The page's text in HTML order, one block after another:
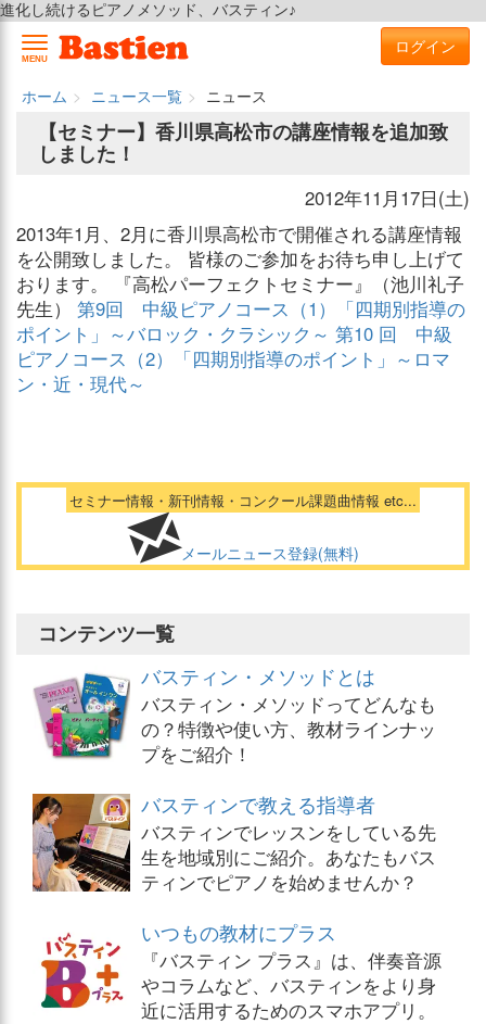
進化し続けるピアノメソッド、バスティン♪
MENU
ログイン
ホーム ニュース一覧
ニュース
【セミナー】香川県高松市の講座情報を追加致
しました！
2012年11月17日(土)
2013年1月、2月に香川県高松市で開催される講座情報
を公開致しました。 皆様のご参加をお待ち申し上げて
おります。 『高松パーフェクトセミナー』（池川礼子
先生） 第9回 中級ピアノコース（1）「四期別指導の
ポイント」～バロック・クラシック～ 第10 回 中級
ピアノコース（2）「四期別指導のポイント」～ロマ
ン・近・現代～
セミナー情報・新刊情報・コンクール課題曲情報 etc...
メールニュース登録(無料)
コンテンツ一覧
バスティン・メソッドとは
バスティン・メソッドってどんなも
の？特徴や使い方、教材ラインナッ
プをご紹介！
バスティンで教える指導者
バスティンでレッスンをしている先
生を地域別にご紹介。あなたもバス
ティンでピアノを始めませんか？
いつもの教材にプラス
『バスティン プラス』は、伴奏音源
やコラムなど、バスティンをより身
近に活用するためのスマホアプリ。